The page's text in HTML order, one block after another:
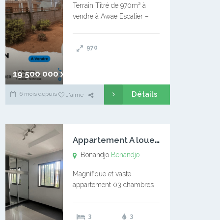
19 500 000 xaf
Terrain Titré de 970m² à
vendre à Awae Escalier –
l’Université Catholique –
970
6 mois depuis J'aime Détails
A
ppartement A louer Bonandjo
Bonandjo Bonandjo
Magnifique et vaste
appartement 03 chambres
douches 01 vaste salon 01
3 3